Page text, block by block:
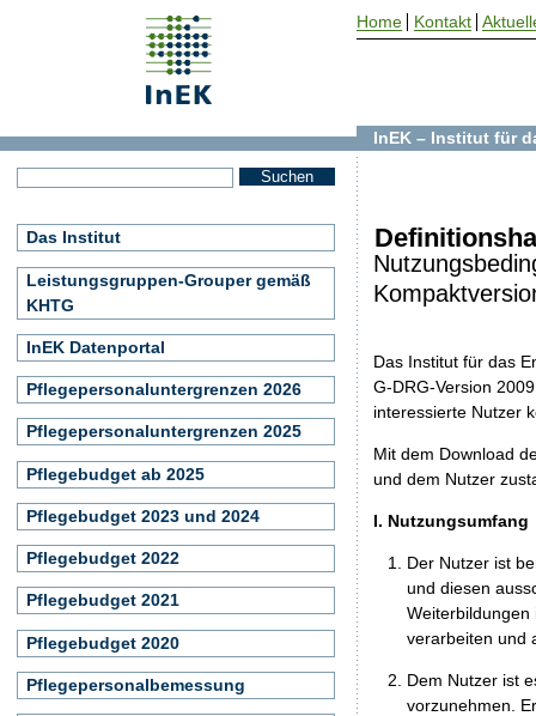
Das Institut für das
G-DRG-Version
interessierte Nutzer
Mit dem Download
und dem Nutzer
I. Nutzungsumfang
Der Nutzer ist
und diesen
verarbeiten und
Dem Nutzer ist
vorzunehmen.
InEK – Institut für
Das Institut
Leistungsgruppen-Grouper gemäß
KHTG
InEK Datenportal
Pflegepersonaluntergrenzen 2026
Pflegepersonaluntergrenzen 2025
Pflegebudget ab 2025
Pflegebudget 2023 und 2024
Pflegebudget 2022
Pflegebudget 2021
Pflegebudget 2020
Pflegepersonalbemessung
Home Kontakt